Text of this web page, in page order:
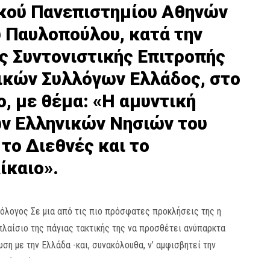
Πανεπιστημίου Αθηνών
κατά την
Επιτροπής
Συλλόγων Ελλάδος, στο
με θέμα: «Η αμυντική
Ελληνικών Νησιών του
Διεθνές και το
Σε μια από τις πιο πρόσφατες προκλήσεις της η
της πάγιας τακτικής της να προσθέτει ανύπαρκτα
με την Ελλάδα -και, συνακόλουθα, ν’ αμφισβητεί την